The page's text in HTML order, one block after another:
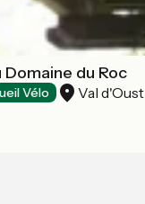
Domaine du Roc
Vélo Val d'Oust